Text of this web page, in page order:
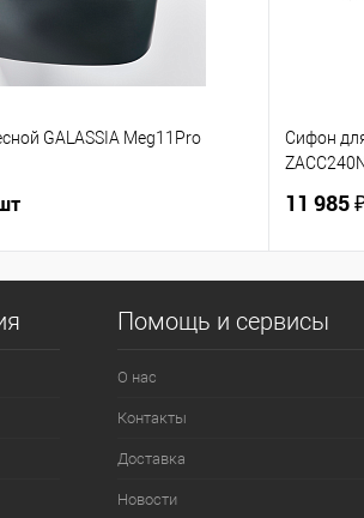
GALASSIA Meg11Pro
Сифон
11 985
Помощь и сервисы
О нас
Контакты
Доставка
Новости